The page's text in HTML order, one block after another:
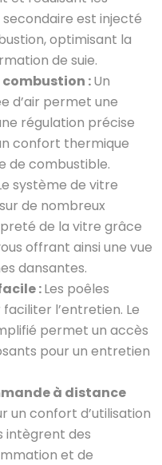
secondaire est injecté
optimisant la
de suie.
:Un
d’air permet une
régulation précise
confort thermique
de combustible.
système de vitre
de nombreux
de la vitre grâce
offrant ainsi une vue
dansantes.
:Les poêles
l’entretien. Le
permet un accès
pour un entretien
à distance
un confort d’utilisation
intègrent des
et de